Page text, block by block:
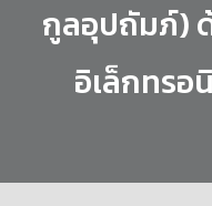
กูลอุปถัมภ์)
อิเล็กทร